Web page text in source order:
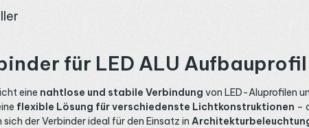
für LED ALU
eine nahtlose und stabile Verbindung von LED-Aluprofilen
flexible Lösung für verschiedenste Lichtkonstruktionen –
der Verbinder ideal für den Einsatz in